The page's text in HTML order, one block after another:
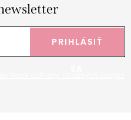
PRIHLÁSIŤ